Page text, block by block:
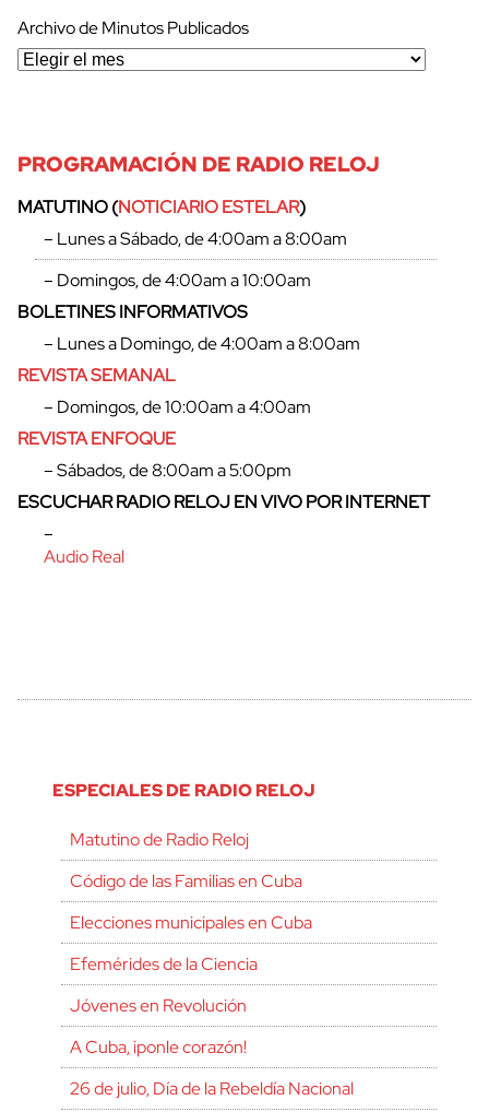
cerrar
Archivo de Minutos Publicados
PROGRAMACIÓN DE RADIO RELOJ
MATUTINO (NOTICIARIO ESTELAR)
– Lunes a Sábado, de 4:00am a 8:00am
– Domingos, de 4:00am a 10:00am
BOLETINES INFORMATIVOS
– Lunes a Domingo, de 4:00am a 8:00am
REVISTA SEMANAL
– Domingos, de 10:00am a 4:00am
REVISTA ENFOQUE
– Sábados, de 8:00am a 5:00pm
ESCUCHAR RADIO RELOJ EN VIVO POR INTERNET
–
Audio Real
ESPECIALES DE RADIO RELOJ
Matutino de Radio Reloj
Código de las Familias en Cuba
Elecciones municipales en Cuba
Efemérides de la Ciencia
Jóvenes en Revolución
A Cuba, ¡ponle corazón!
26 de julio, Día de la Rebeldía Nacional